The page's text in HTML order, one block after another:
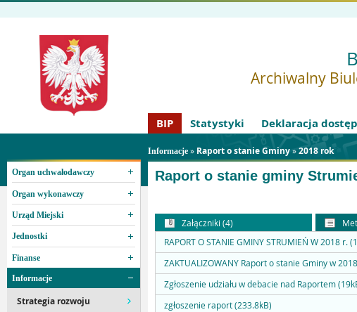
Archiwalny
BIP Statystyki Deklaracja
Informacje » Raport o stanie Gminy»2018 rok
Organ uchwałodawczy
Organ wykonawczy
Urząd Miejski
Jednostki
Finanse
Informacje
Strategia rozwoju
Raport o stanie gminy
Załączniki (4)
RAPORT O STANIE GMINY STRUMIEŃ W 2018 r.
ZAKTUALIZOWANY Raport o stanie Gminy w
Zgłoszenie udziału w debacie nad Raportem
zgłoszenie raport (233.8kB)